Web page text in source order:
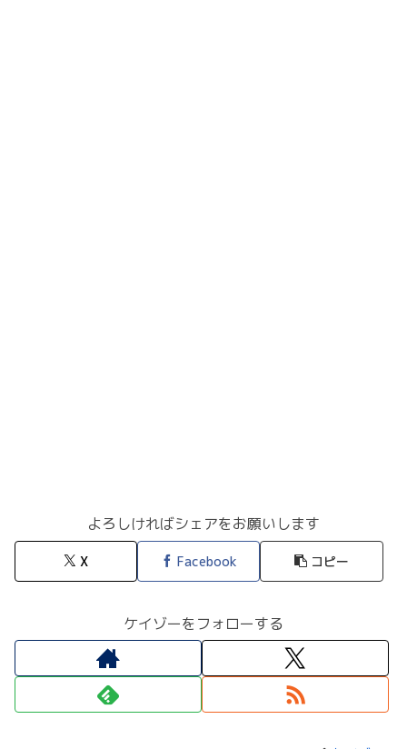
よろしければシェアをお願いします
X Facebook コピー
ケイゾーをフォローする